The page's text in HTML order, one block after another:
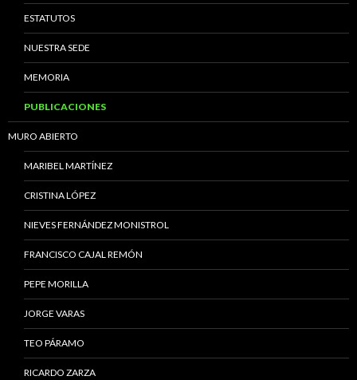
ESTATUTOS
NUESTRA SEDE
MEMORIA
PUBLICACIONES
MURO ABIERTO
MARIBEL MARTÍNEZ
CRISTINA LÓPEZ
NIEVES FERNÁNDEZ MONISTROL
FRANCISCO CAJAL REMÓN
PEPE MORILLA
JORGE VARAS
TEO PÁRAMO
RICARDO ZARZA